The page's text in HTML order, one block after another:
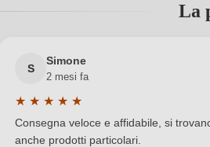
Santa Maria della
La
su 5 stelle
S
Simone
2 mesi fa
★ ★ ★ ★ ★
Valutazione media di 5 su 5 stelle
Consegna veloce e affidabile, si
anche prodotti particolari.